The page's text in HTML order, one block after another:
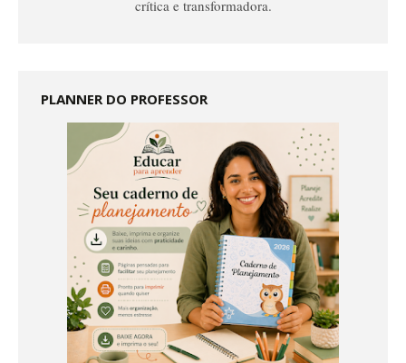
crítica e transformadora.
PLANNER DO PROFESSOR